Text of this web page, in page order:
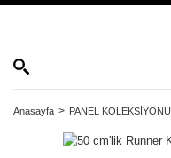
Anasayfa PANEL KOLEKSİYONU